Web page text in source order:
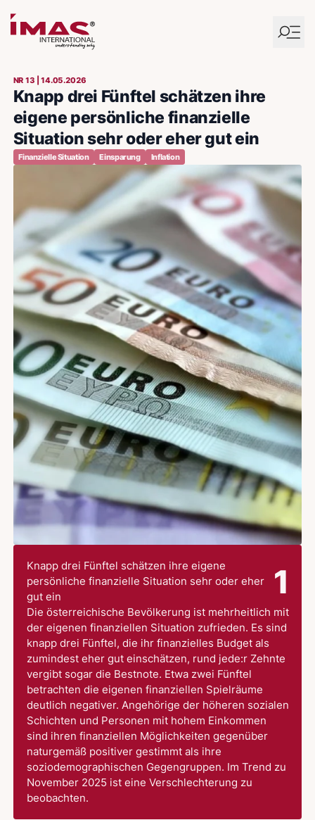
NR 13 | 14.05.2026
Knapp drei Fünftel schätzen ihre
eigene persönliche finanzielle
Situation sehr oder eher gut ein
Finanzielle Situation Einsparung Inflation
Knapp drei Fünftel schätzen ihre eigene
persönliche finanzielle Situation sehr oder eher
gut ein
1
Die österreichische Bevölkerung ist mehrheitlich mit
der eigenen finanziellen Situation zufrieden. Es sind
knapp drei Fünftel, die ihr finanzielles Budget als
zumindest eher gut einschätzen, rund jede:r Zehnte
vergibt sogar die Bestnote. Etwa zwei Fünftel
betrachten die eigenen finanziellen Spielräume
deutlich negativer. Angehörige der höheren sozialen
Schichten und Personen mit hohem Einkommen
sind ihren finanziellen Möglichkeiten gegenüber
naturgemäß positiver gestimmt als ihre
soziodemographischen Gegengruppen. Im Trend zu
November 2025 ist eine Verschlechterung zu
beobachten.